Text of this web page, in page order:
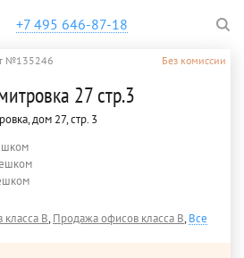
+7 495 646-87-18
№135246 Без комиссии
27 стр.3
дом 27, стр. 3
B,Продажа офисов класса B,Все